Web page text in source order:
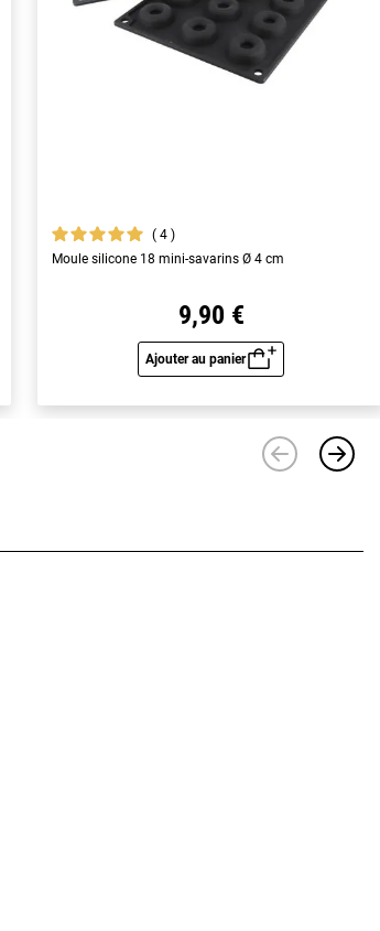
4
Moule silicone 18 mini-savarins Ø 4 cm
9,90 €
Ajouter au panier
Aperçu rapide